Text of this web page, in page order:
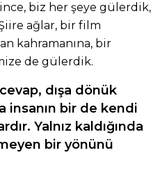
biz her şeye gülerdik,
ağlar, bir film
kahramanına, bir
de gülerdik.
dışa dönük
insanın bir de kendi
Yalnız kaldığında
bir yönünü